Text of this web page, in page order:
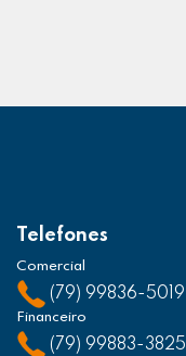
Telefones
Comercial
(79) 99836-5019
Financeiro
(79) 99883-3825